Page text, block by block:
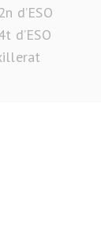
d’ESO
d’ESO